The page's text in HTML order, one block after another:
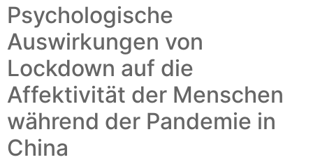
Psychologische
Auswirkungen von
Lockdown auf die
Affektivität der Menschen
während der Pandemie in
China